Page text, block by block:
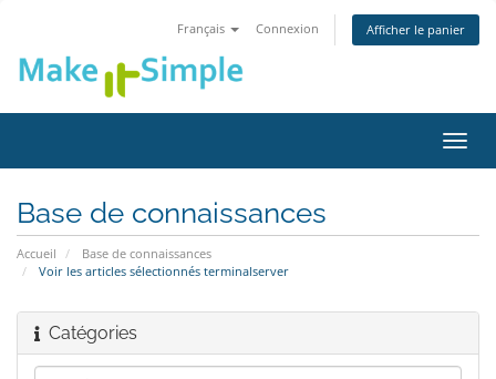
Français Connexion Afficher le panier
la
Base de connaissances
Accueil
Base de connaissances
Voir les articles sélectionnés terminalserver
Catégories